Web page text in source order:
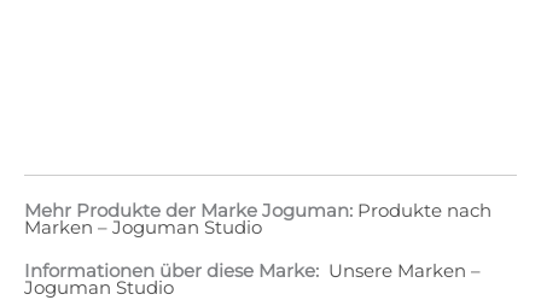
Mehr Produkte der Marke Joguman: Produkte nach
Marken – Joguman Studio
Informationen über diese Marke: Unsere Marken –
Joguman Studio